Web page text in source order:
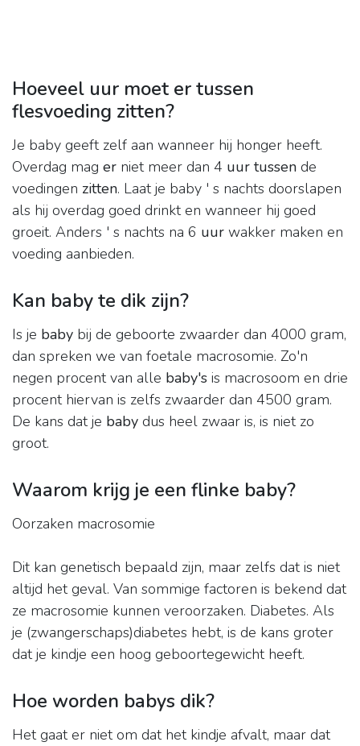
Hoeveel uur moet er tussen
flesvoeding zitten?
Je baby geeft zelf aan wanneer hij honger heeft.
Overdag mag er niet meer dan 4 uur tussen de
voedingen zitten. Laat je baby ' s nachts doorslapen
als hij overdag goed drinkt en wanneer hij goed
groeit. Anders ' s nachts na 6 uur wakker maken en
voeding aanbieden.
Kan baby te dik zijn?
Is je baby bij de geboorte zwaarder dan 4000 gram,
dan spreken we van foetale macrosomie. Zo'n
negen procent van alle baby's is macrosoom en drie
procent hiervan is zelfs zwaarder dan 4500 gram.
De kans dat je baby dus heel zwaar is, is niet zo
groot.
Waarom krijg je een flinke baby?
Oorzaken macrosomie
Dit kan genetisch bepaald zijn, maar zelfs dat is niet
altijd het geval. Van sommige factoren is bekend dat
ze macrosomie kunnen veroorzaken. Diabetes. Als
je (zwangerschaps)diabetes hebt, is de kans groter
dat je kindje een hoog geboortegewicht heeft.
Hoe worden babys dik?
Het gaat er niet om dat het kindje afvalt, maar dat